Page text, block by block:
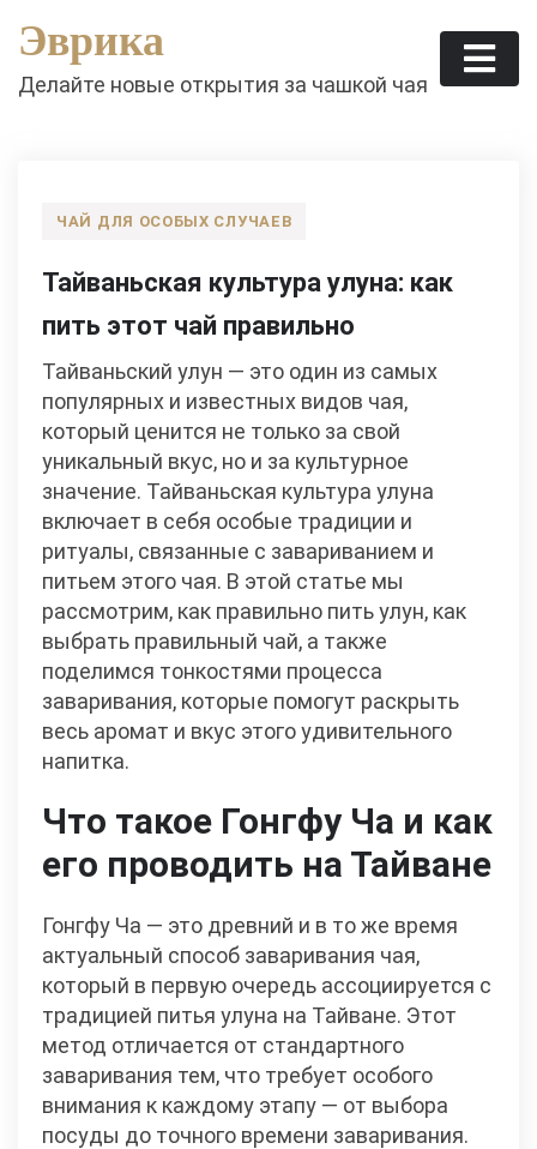
content
Эврика
Делайте новые открытия за чашкой чая
ЧАЙ ДЛЯ ОСОБЫХ СЛУЧАЕВ
Тайваньская культура улуна: как
пить этот чай правильно
Тайваньский улун — это один из самых
популярных и известных видов чая,
который ценится не только за свой
уникальный вкус, но и за культурное
значение. Тайваньская культура улуна
включает в себя особые традиции и
ритуалы, связанные с завариванием и
питьем этого чая. В этой статье мы
рассмотрим, как правильно пить улун, как
выбрать правильный чай, а также
поделимся тонкостями процесса
заваривания, которые помогут раскрыть
весь аромат и вкус этого удивительного
напитка.
Что такое Гонгфу Ча и как
его проводить на Тайване
Гонгфу Ча — это древний и в то же время
актуальный способ заваривания чая,
который в первую очередь ассоциируется с
традицией питья улуна на Тайване. Этот
метод отличается от стандартного
заваривания тем, что требует особого
внимания к каждому этапу — от выбора
посуды до точного времени заваривания.